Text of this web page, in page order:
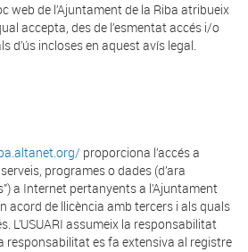
web de l’Ajuntament de la Riba atribueix
accepta, des de l’esmentat accés i/o
d’ús incloses en aquest avís legal.
proporciona l’accés a
programes o dades (d’ara
a Internet pertanyents a l’Ajuntament
acord de llicència amb tercers i als quals
L’USUARI assumeix la responsabilitat
responsabilitat es fa extensiva al registre